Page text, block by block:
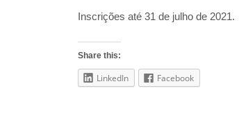
Inscrições até 31 de julho de 2021.
Share this:
LinkedIn Facebook